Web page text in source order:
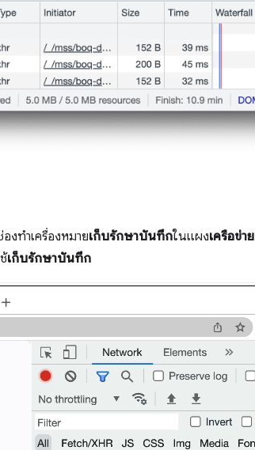
งทำเครื่องหมายเก็บรักษาบันทึกในแผงเครือข่าย
เก็บรักษาบันทึก